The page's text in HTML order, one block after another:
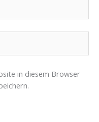
in diesem Browser